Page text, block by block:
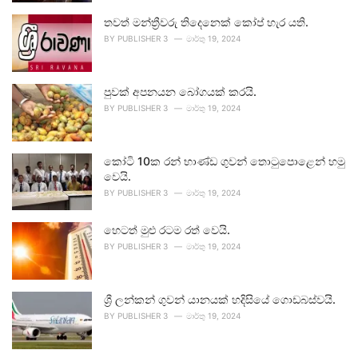
තවත් මන්ත්‍රීවරු තිදෙනෙක් කෝප් හැර යති.
BY PUBLISHER 3 මාර්තු 19, 2024
පුවක් අපනයන බෝගයක් කරයි.
BY PUBLISHER 3 මාර්තු 19, 2024
කෝටි 10ක රන් භාණ්ඩ ගුවන් තොටුපොළෙන් හමු
වෙයි.
BY PUBLISHER 3 මාර්තු 19, 2024
හෙටත් මුළු රටම රත් වෙයි.
BY PUBLISHER 3 මාර්තු 19, 2024
ශ්‍රී ලන්කන් ගුවන් යානයක් හදිසියේ ගොඩබස්වයි.
BY PUBLISHER 3 මාර්තු 19, 2024